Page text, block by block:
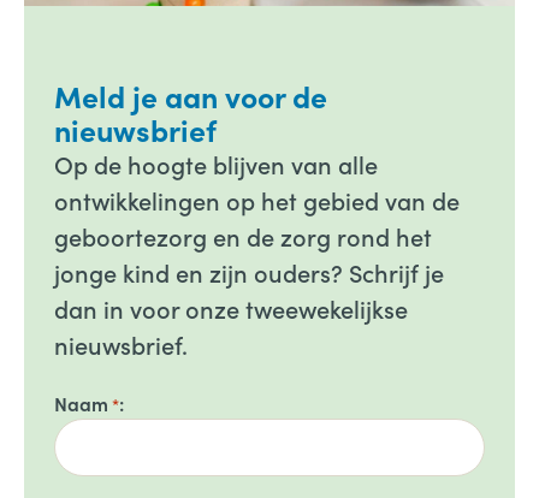
Meld je aan voor de
nieuwsbrief
Op de hoogte blijven van alle
ontwikkelingen op het gebied van de
geboortezorg en de zorg rond het
jonge kind en zijn ouders? Schrijf je
dan in voor onze tweewekelijkse
nieuwsbrief.
Naam *